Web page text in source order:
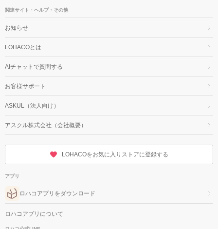
関連サイト・ヘルプ・その他
お知らせ
LOHACOとは
AIチャットで質問する
お客様サポート
ASKUL（法人向け）
アスクル株式会社（会社概要）
LOHACOをお気に入りストアに登録する
アプリ
ロハコアプリをダウンロード
ロハコアプリについて